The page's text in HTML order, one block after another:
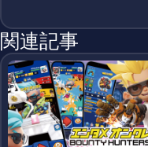
関連記事